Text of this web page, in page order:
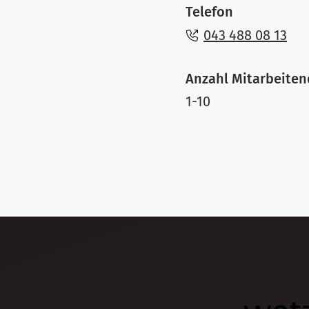
Telefon
043 488 08 13
Anzahl
1-10